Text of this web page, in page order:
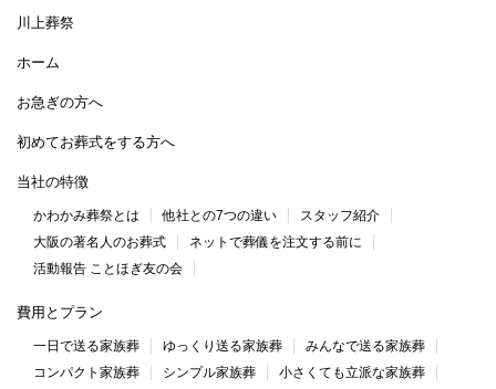
川上葬祭
ホーム
お急ぎの方へ
初めてお葬式をする方へ
当社の特徴
かわかみ葬祭とは 他社との7つの違い
スタッフ紹介
大阪の著名人のお葬式
ネットで葬儀を注文する前に
活動報告 ことほぎ友の会
費用とプラン
一日で送る家族葬 ゆっくり送る家族葬
みんなで送る家族葬
コンパクト家族葬
シンプル家族葬
小さくても立派な家族葬